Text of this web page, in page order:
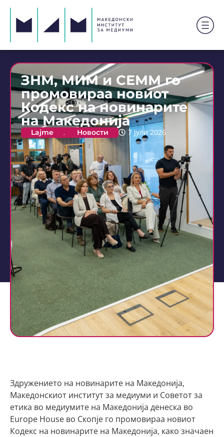
ЗНМ, МИМ и СЕММ го
промовираа новиот
Кодекс на новинарите
на Македонија
Lajme , Новости 7 јули 2026
Здружението на новинарите на Македонија,
Македонскиот институт за медиуми и Советот за
етика во медиумите на Македонија денеска во
Europe House во Скопје го промовираа новиот
Кодекс на новинарите на Македонија, како значаен